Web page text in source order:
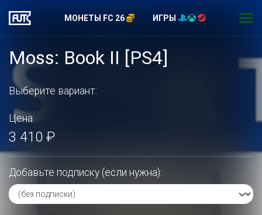
МОНЕТЫ FC 26 ИГРЫ
Moss: Book II [PS4]
Выберите вариант:
Цена:
3 410 ₽
Добавьте подписку (если нужна):